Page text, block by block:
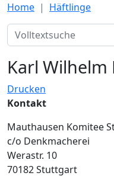
Home
Häftlinge
Suche
Karl Wilhelm
Drucken
Kontakt
Mauthausen Komitee
c/o Denkmacherei
Werastr. 10
70182 Stuttgart